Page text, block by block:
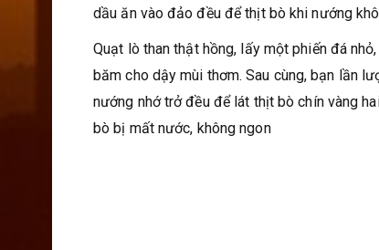
dầu ăn vào đảo đều để thịt bò khi nướng
Quạt lò than thật hồng, lấy một phiến đá
băm cho dậy mùi thơm. Sau cùng, bạn lần
nướng nhớ trở đều để lát thịt bò chín vàng
bò bị mất nước, không ngon